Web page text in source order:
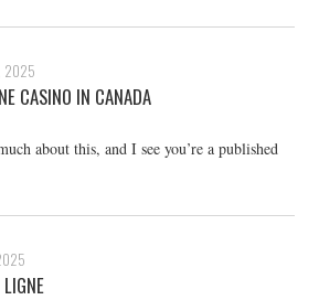
2025
CASINO IN CANADA
about this, and I see you’re a published